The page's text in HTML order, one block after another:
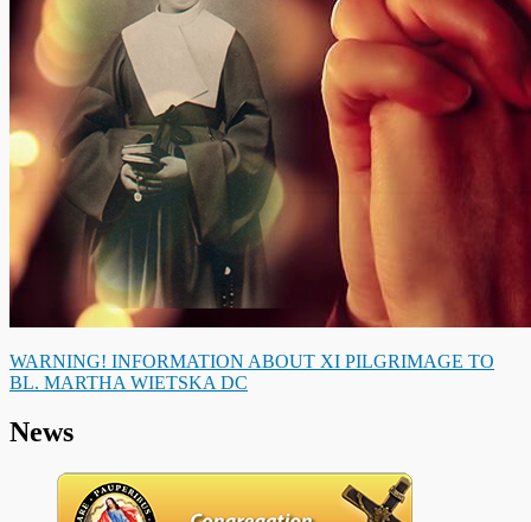
WARNING! INFORMATION ABOUT XI PILGRIMAGE TO
BL. MARTHA WIETSKA DC
News